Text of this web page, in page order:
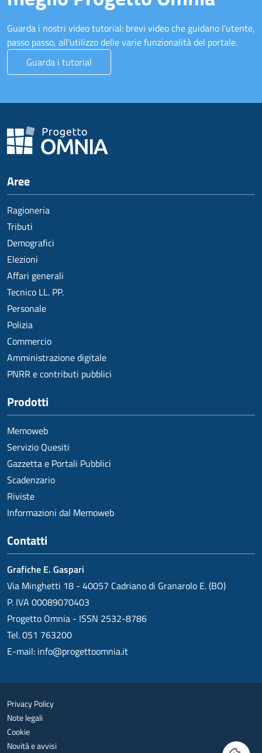
Guarda i nostri video tutorial: brevi video che guidano l'utente,
passo passo, all'utilizzo delle varie funzionalità del portale.
Guarda i tutorial
Aree
Ragioneria
Tributi
Demografici
Elezioni
Affari generali
Tecnico LL. PP.
Personale
Polizia
Commercio
Amministrazione digitale
PNRR e contributi pubblici
Prodotti
Memoweb
Servizio Quesiti
Gazzetta e Portali Pubblici
Scadenzario
Riviste
Informazioni dal Memoweb
Contatti
Grafiche E. Gaspari
Via Minghetti 18 - 40057 Cadriano di Granarolo E. (BO)
P. IVA 00089070403
Progetto Omnia - ISSN 2532-8786
Tel. 051 763200
E-mail: info@progettoomnia.it
Privacy Policy
Note legali
Cookie
Novità e avvisi